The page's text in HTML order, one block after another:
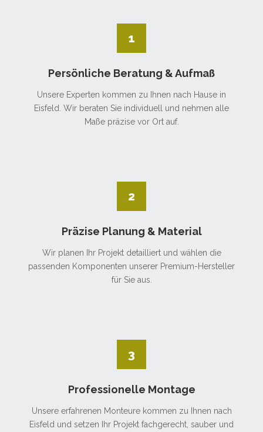
1
Persönliche Beratung & Aufmaß
Unsere Experten kommen zu Ihnen nach Hause in
Eisfeld. Wir beraten Sie individuell und nehmen alle
Maße präzise vor Ort auf.
2
Präzise Planung & Material
Wir planen Ihr Projekt detailliert und wählen die
passenden Komponenten unserer Premium-Hersteller
für Sie aus.
3
Professionelle Montage
Unsere erfahrenen Monteure kommen zu Ihnen nach
Eisfeld und setzen Ihr Projekt fachgerecht, sauber und